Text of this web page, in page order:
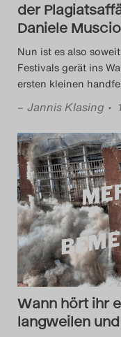
der
Daniele
Nun ist es also
Festivals gerät ins
ersten kleinen
– Jannis Klasing •
Wann hört ihr
langweilen